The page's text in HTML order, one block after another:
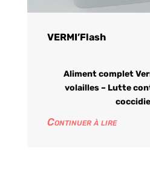
VERMI’Flash
Aliment complet
volailles – Lutte
Continuer à lire